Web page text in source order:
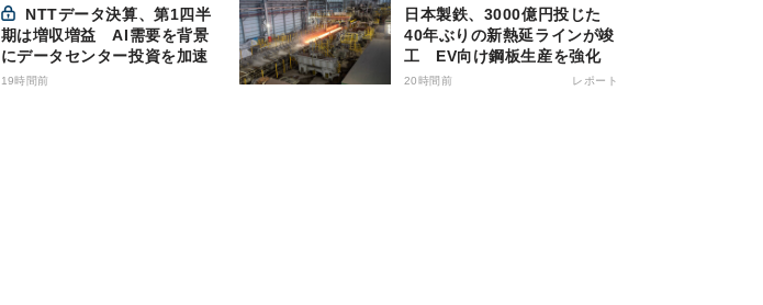
期は増収増益 AI需要を背景
にデータセンター投資を加速
19時間前
日本製鉄、3000億円投じた
40年ぶりの新熱延ラインが竣
工 EV向け鋼板生産を強化
20時間前 レポート